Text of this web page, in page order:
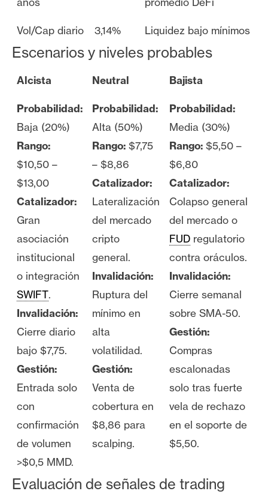
Vol/Cap diario 3,14% Liquidez bajo mínimos
Escenarios y niveles probables
Alcista Neutral Bajista
Probabilidad:
Baja (20%)
Rango:
$10,50 –
$13,00
Catalizador:
Gran
asociación
institucional
o integración
SWIFT.
Invalidación:
Cierre diario
bajo $7,75.
Gestión:
Entrada solo
con
confirmación
de volumen
>$0,5 MMD.
Probabilidad:
Alta (50%)
Rango: $7,75
– $8,86
Catalizador:
Lateralización
del mercado
cripto
general.
Invalidación:
Ruptura del
mínimo en
alta
volatilidad.
Gestión:
Venta de
cobertura en
$8,86 para
scalping.
Probabilidad:
Media (30%)
Rango: $5,50 –
$6,80
Catalizador:
Colapso general
del mercado o
FUD regulatorio
contra oráculos.
Invalidación:
Cierre semanal
sobre SMA-50.
Gestión:
Compras
escalonadas
solo tras fuerte
vela de rechazo
en el soporte de
$5,50.
Evaluación de señales de trading